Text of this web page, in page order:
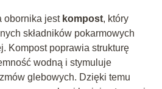
obornika jest kompost, który
składników pokarmowych
Kompost poprawia strukturę
wodną i stymuluje
glebowych. Dzięki temu